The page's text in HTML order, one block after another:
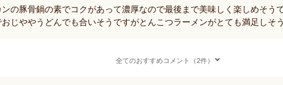
ンの豚骨鍋の素でコクがあって濃厚なので最後まで美味しく楽しめそう
おじややうどんでも合いそうですがとんこつラーメンがとても満足しそう
全てのおすすめコメント（2件）